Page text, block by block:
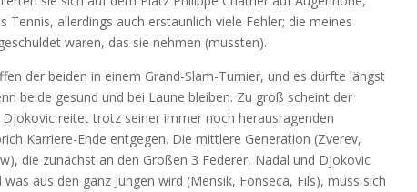
Tennis, allerdings auch erstaunlich viele Fehler; die meines
waren, das sie nehmen (mussten).
der beiden in einem Grand-Slam-Turnier, und es dürfte längst
beide gesund und bei Laune bleiben. Zu groß scheint der
reitet trotz seiner immer noch herausragenden
Karriere-Ende entgegen. Die mittlere Generation (Zverev,
die zunächst an den Großen 3 Federer, Nadal und Djokovic
aus den ganz Jungen wird (Mensik, Fonseca, Fils), muss sich